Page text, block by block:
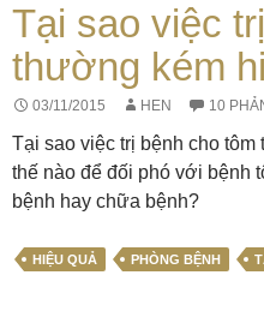
Tại sao việc
thường kém
03/11/2015 HEN 10
Tại sao việc trị bệnh cho
thế nào để đối phó với bệnh
bệnh hay chữa bệnh?
HIỆU QUẢ PHÒNG BỆNH